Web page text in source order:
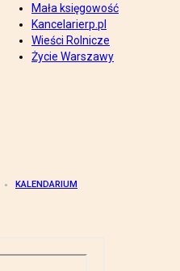
Mała księgowość
Kancelarierp.pl
Wieści Rolnicze
Życie Warszawy
KALENDARIUM